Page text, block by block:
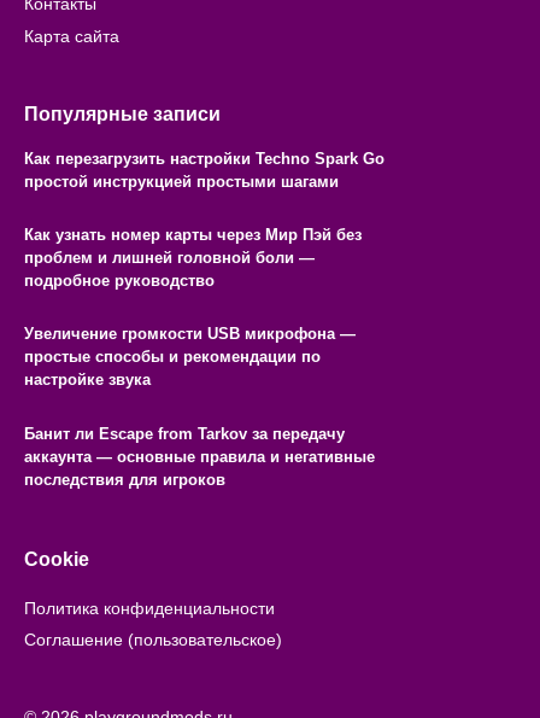
Карта сайта
Популярные записи
Как перезагрузить настройки Techno Spark Go
простой инструкцией простыми шагами
Как узнать номер карты через Мир Пэй без
проблем и лишней головной боли —
подробное руководство
Увеличение громкости USB микрофона —
простые способы и рекомендации по
настройке звука
Банит ли Escape from Tarkov за передачу
аккаунта — основные правила и негативные
последствия для игроков
Cookie
Политика конфиденциальности
Соглашение (пользовательское)